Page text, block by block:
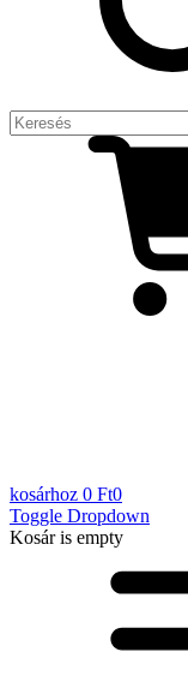
kosárhoz 0 Ft0
Toggle Dropdown
Kosáris empty